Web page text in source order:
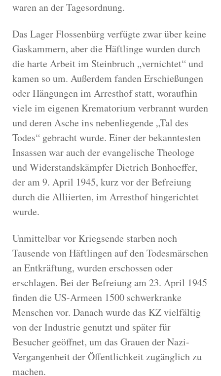
waren an der Tagesordnung.
Das Lager Flossenbürg verfügte zwar über keine
Gaskammern, aber die Häftlinge wurden durch
die harte Arbeit im Steinbruch „vernichtet“ und
kamen so um. Außerdem fanden Erschießungen
oder Hängungen im Arresthof statt, woraufhin
viele im eigenen Krematorium verbrannt wurden
und deren Asche ins nebenliegende „Tal des
Todes“ gebracht wurde. Einer der bekanntesten
Insassen war auch der evangelische Theologe
und Widerstandskämpfer Dietrich Bonhoeffer,
der am 9. April 1945, kurz vor der Befreiung
durch die Alliierten, im Arresthof hingerichtet
wurde.
Unmittelbar vor Kriegsende starben noch
Tausende von Häftlingen auf den Todesmärschen
an Entkräftung, wurden erschossen oder
erschlagen. Bei der Befreiung am 23. April 1945
finden die US-Armeen 1500 schwerkranke
Menschen vor. Danach wurde das KZ vielfältig
von der Industrie genutzt und später für
Besucher geöffnet, um das Grauen der Nazi-
Vergangenheit der Öffentlichkeit zugänglich zu
machen.